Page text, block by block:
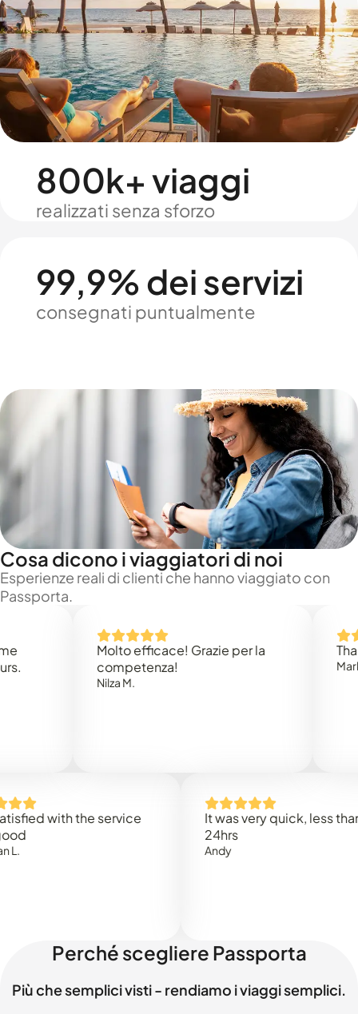
800k+ viaggi
realizzati senza sforzo
99,9% dei servizi
consegnati puntualmente
Cosa dicono i viaggiatori di noi
Esperienze reali di clienti che hanno viaggiato con
Passporta.
Molto efficace! Grazie per la
competenza!
Thank
with the service
It was very quick, less than
Perché scegliere Passporta
Più che semplici visti - rendiamo i viaggi semplici.